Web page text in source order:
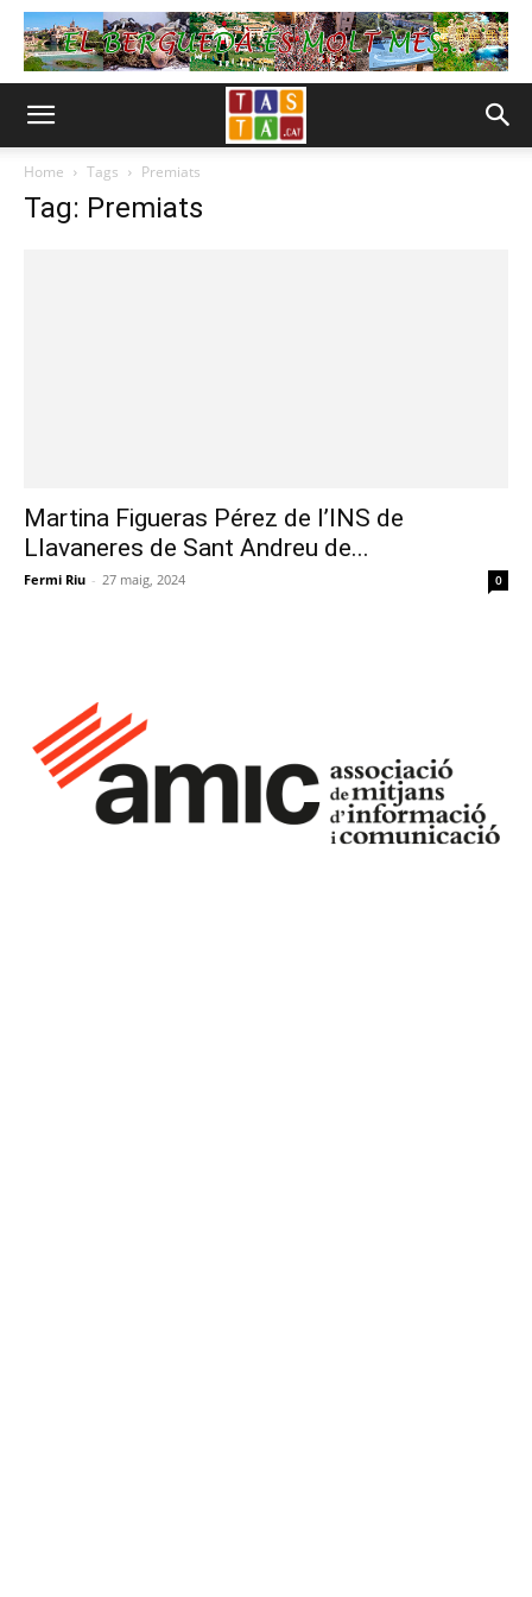
Home Tags Premiats
Tag: Premiats
Martina Figueras Pérez de l’INS de
Llavaneres de Sant Andreu de...
Fermi Riu - 27 maig, 2024 0